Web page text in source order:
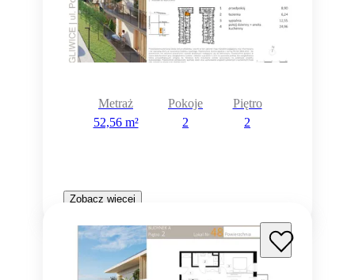
Metraż
52,56 m²
Pokoje
2
Piętro
2
Zobacz więcej